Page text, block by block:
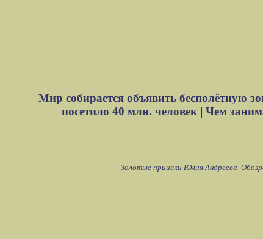
Мир собирается объявить бесполётную
посетило 40 млн. человек| Чем
Золотые прииски Юлия Андреева